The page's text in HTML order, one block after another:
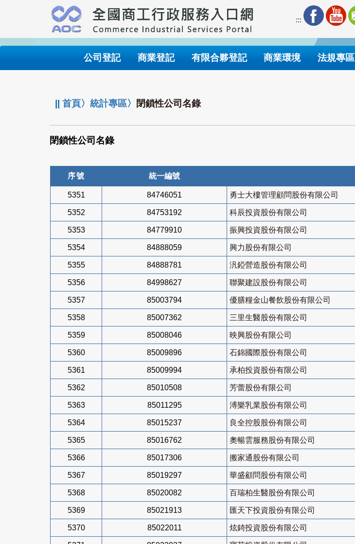
要
內
:::
公司登記 商業登記 有限合夥登記 商業環境 法規專區
||首頁〉統計專區〉 閉鎖性公司名錄
閉鎖性公司名錄
序號 統一編號
5351 84746051 勇士大樓管理顧問股份有限公司
5352 84753192 科辰投資股份有限公司
5353 84779910 振興投資股份有限公司
5354 84888059 興力股份有限公司
5355 84888781 汎錏營造股份有限公司
5356 84998627 聯聚建設股份有限公司
5357 85003794 優膳糧金山餐飲股份有限公司
5358 85007362 三里生醫股份有限公司
5359 85008046 映興股份有限公司
5360 85009896 石錦國際股份有限公司
5361 85009994 承柏投資股份有限公司
5362 85010508 芳蕾股份有限公司
5363 85011295 溥樂乳業股份有限公司
5364 85015237 良全控股股份有限公司
5365 85016762 奧暢雲服務股份有限公司
5366 85017306 搬家通股份有限公司
5367 85019297 華盛顧問股份有限公司
5368 85020082 百瑞柏生醫股份有限公司
5369 85021913 匯天下投資股份有限公司
5370 85022011 炫錡投資股份有限公司